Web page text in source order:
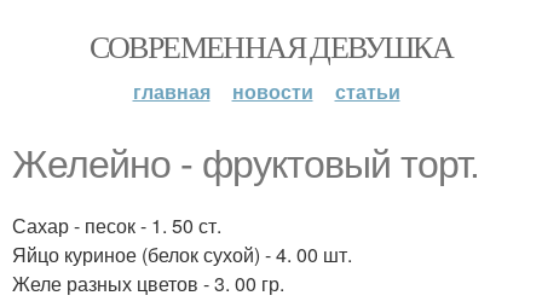
СОВРЕМЕННАЯ ДЕВУШКА
главная новости статьи
Желейно - фруктовый торт.
Сахар - песок - 1. 50 ст.
Яйцо куриное (белок сухой) - 4. 00 шт.
Желе разных цветов - 3. 00 гр.